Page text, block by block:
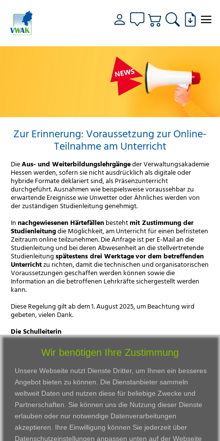
Zur Erinnerung: Voraussetzung zur Online-
Teilnahme am Unterricht
DieAus- und Weiterbildungslehrgängeder Verwaltungsakademie
Hessen werden, sofern sie nicht ausdrücklich als digitale oder
hybride Formate deklariert sind, als Präsenzunterricht
durchgeführt. Ausnahmen wie beispielsweise voraussehbar zu
erwartende Ereignisse wie Unwetter oder Ähnliches werden von
der zuständigen Studienleitung genehmigt.
Innachgewiesenen Härtefällenbestehtmit Zustimmung der
Studienleitungdie Möglichkeit, am Unterricht für einen befristeten
Zeitraum online teilzunehmen. Die Anfrage ist per E-Mail an die
Studienleitung und bei deren Abwesenheit an die stellvertretende
Studienleitungspätestens drei Werktagevor dem betreffenden
Unterrichtzu richten, damit die technischen und organisatorischen
Voraussetzungen geschaffen werden können sowie die
Information an die betroffenen Lehrkräfte sichergestellt werden
kann.
Diese Regelung gilt ab dem 1. August 2025, um Beachtung wird
gebeten, vielen Dank.
Die Schulleiterin
VWAK
Karriere
Standorte
Darmstadt
Bildungsangebot
Ausbildung
Wir benötigen Ihre Zustimmung
Unsere Webseite nutzt Dienste Dritter, um Ihnen ein besseres
Angebot bieten zu können. Die Dienstanbieter sammeln
weltweit Daten und nutzen diese für beliebige Zwecke und
Partnerschaften. Sie können uns die Nutzung dieser Dienste
erlauben oder nur notwendige Datenverarbeitungen
akzeptieren. Ihre Einwilligung können Sie jederzeit über
Datenschutzeinstellungen anpassen unten auf der Webseite